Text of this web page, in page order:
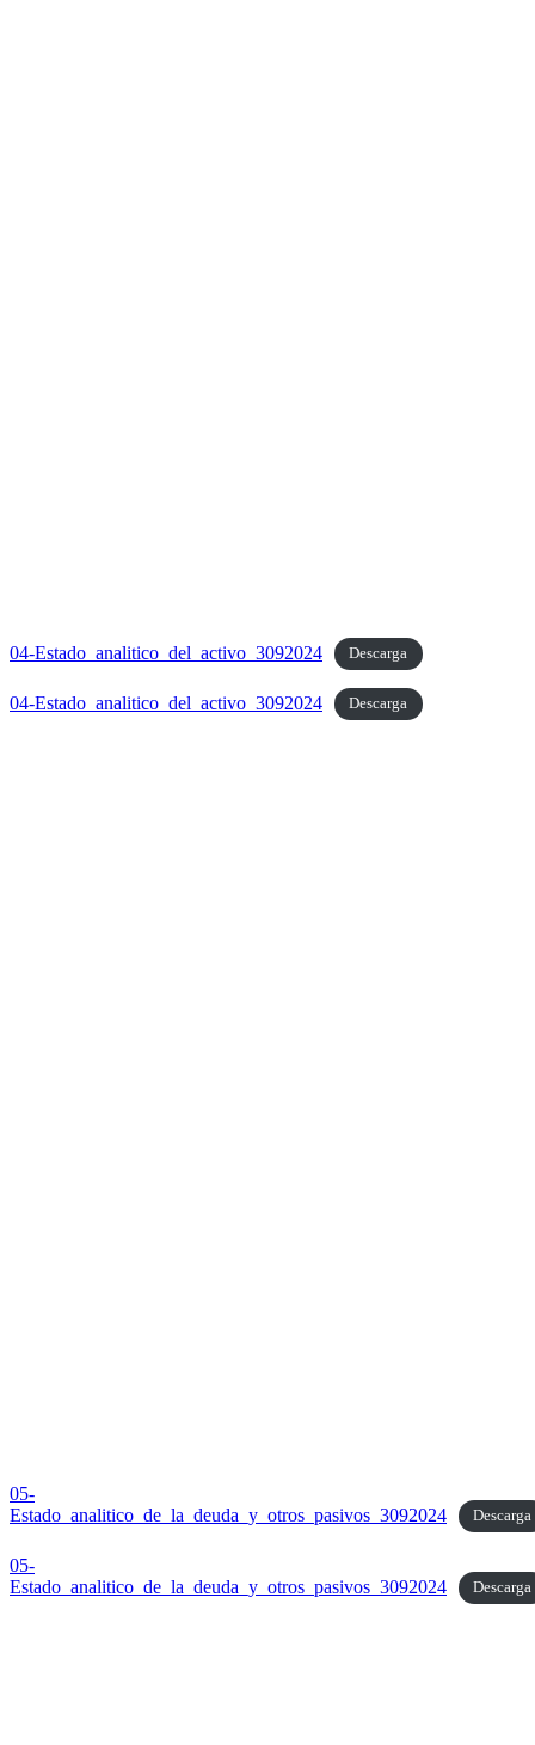
04-Estado_analitico_del_activo_3092024 Descarga
04-Estado_analitico_del_activo_3092024 Descarga
05-
Estado_analitico_de_la_deuda_y_otros_pasivos_3092024
Descarga
05-
Estado_analitico_de_la_deuda_y_otros_pasivos_3092024
Descarga